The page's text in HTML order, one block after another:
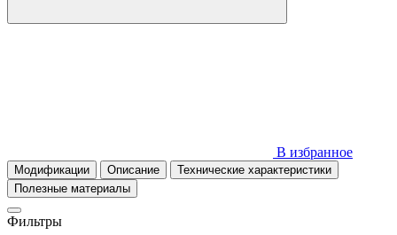
В избранное
Модификации Описание
Технические характеристики
Полезные материалы
Фильтры